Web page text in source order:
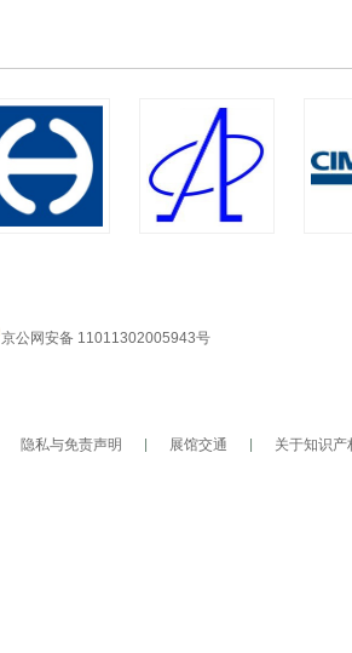
京公网安备 11011302005943号
隐私与免责声明 展馆交通 关于知识